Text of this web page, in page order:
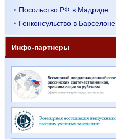
Посольство РФ в Мадриде
Генконсульство в Барселоне
Инфо-партнеры